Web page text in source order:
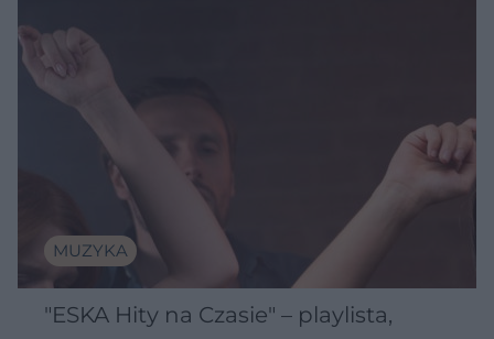
MUZYKA
"ESKA Hity na Czasie" – playlista,